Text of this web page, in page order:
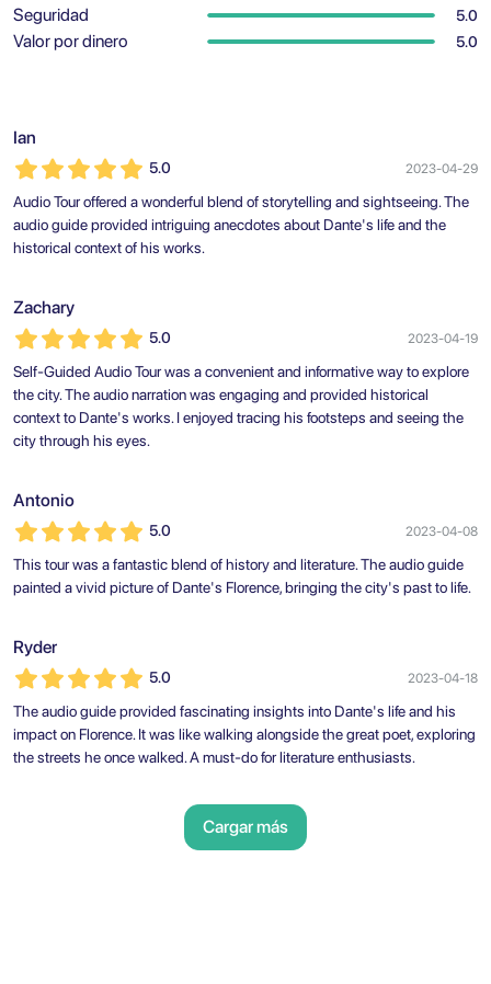
Seguridad 5.0
Valor por dinero 5.0
Ian
5.0 2023-04-29
Audio Tour offered a wonderful blend of storytelling and sightseeing. The
audio guide provided intriguing anecdotes about Dante's life and the
historical context of his works.
Zachary
5.0 2023-04-19
Self-Guided Audio Tour was a convenient and informative way to explore
the city. The audio narration was engaging and provided historical
context to Dante's works. I enjoyed tracing his footsteps and seeing the
city through his eyes.
Antonio
5.0 2023-04-08
This tour was a fantastic blend of history and literature. The audio guide
painted a vivid picture of Dante's Florence, bringing the city's past to life.
Ryder
5.0 2023-04-18
The audio guide provided fascinating insights into Dante's life and his
impact on Florence. It was like walking alongside the great poet, exploring
the streets he once walked. A must-do for literature enthusiasts.
Cargar más